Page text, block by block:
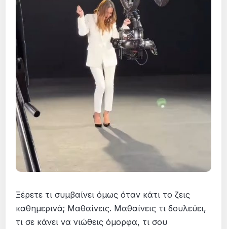
Ξέρετε τι συμβαίνει όμως όταν κάτι το ζεις
καθημερινά; Μαθαίνεις. Μαθαίνεις τι δουλεύει,
τι σε κάνει να νιώθεις όμορφα, τι σου